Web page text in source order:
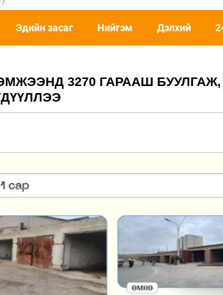
Эдийн засаг Нийгэм Дэлхий
3270 ГАРААШ